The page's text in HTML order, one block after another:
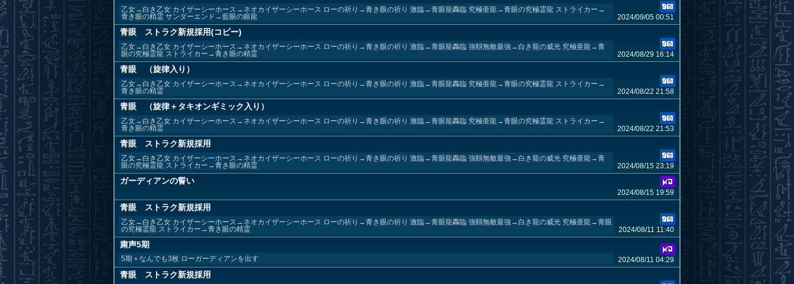
乙女→白き乙女 カイザーシーホース→ネオカイザーシーホース ローの祈り→青き眼の祈り 激臨→青眼龍轟臨 究極亜龍→青眼の究極霊龍 ストライカー→
青き眼の精霊 サンダーエンド→藍眼の銀龍
2024/09/05 00:51
青眼 ストラク新規採用(コピー)
乙女→白き乙女 カイザーシーホース→ネオカイザーシーホース ローの祈り→青き眼の祈り 激臨→青眼龍轟臨 強靱無敵最強→白き龍の威光 究極亜龍→青
眼の究極霊龍 ストライカー→青き眼の精霊
2024/08/29 16:14
青眼 （旋律入り）
乙女→白き乙女 カイザーシーホース→ネオカイザーシーホース ローの祈り→青き眼の祈り 激臨→青眼龍轟臨 究極亜龍→青眼の究極霊龍 ストライカー→
青き眼の精霊
2024/08/22 21:58
青眼 （旋律＋タキオンギミック入り）
乙女→白き乙女 カイザーシーホース→ネオカイザーシーホース ローの祈り→青き眼の祈り 激臨→青眼龍轟臨 究極亜龍→青眼の究極霊龍 ストライカー→
青き眼の精霊
2024/08/22 21:53
青眼 ストラク新規採用
乙女→白き乙女 カイザーシーホース→ネオカイザーシーホース ローの祈り→青き眼の祈り 激臨→青眼龍轟臨 強靱無敵最強→白き龍の威光 究極亜龍→青
眼の究極霊龍 ストライカー→青き眼の精霊
2024/08/15 23:19
ガーディアンの誓い
2024/08/15 19:59
青眼 ストラク新規採用
乙女→白き乙女 カイザーシーホース→ネオカイザーシーホース ローの祈り→青き眼の祈り 激臨→青眼龍轟臨 強靱無敵最強→白き龍の威光 究極亜龍→青眼
の究極霊龍 ストライカー→青き眼の精霊
2024/08/11 11:40
粛声5期
5期＋なんでも3枚 ローガーディアンを出す 2024/08/11 04:29
青眼 ストラク新規採用